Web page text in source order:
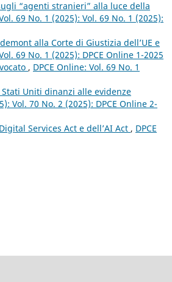
“agenti stranieri” alla luce della
69 No. 1 (2025): Vol. 69 No. 1 (2025):
alla Corte di Giustizia dell’UE e
69 No. 1 (2025): DPCE Online 1-2025
, DPCE Online: Vol. 69 No. 1
Uniti dinanzi alle evidenze
Vol. 70 No. 2 (2025): DPCE Online 2-
Services Act e dell’AI Act , DPCE